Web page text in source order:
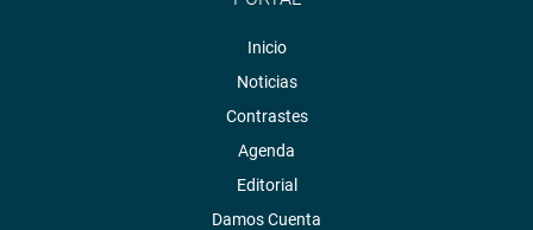
Inicio
Noticias
Contrastes
Agenda
Editorial
Damos Cuenta